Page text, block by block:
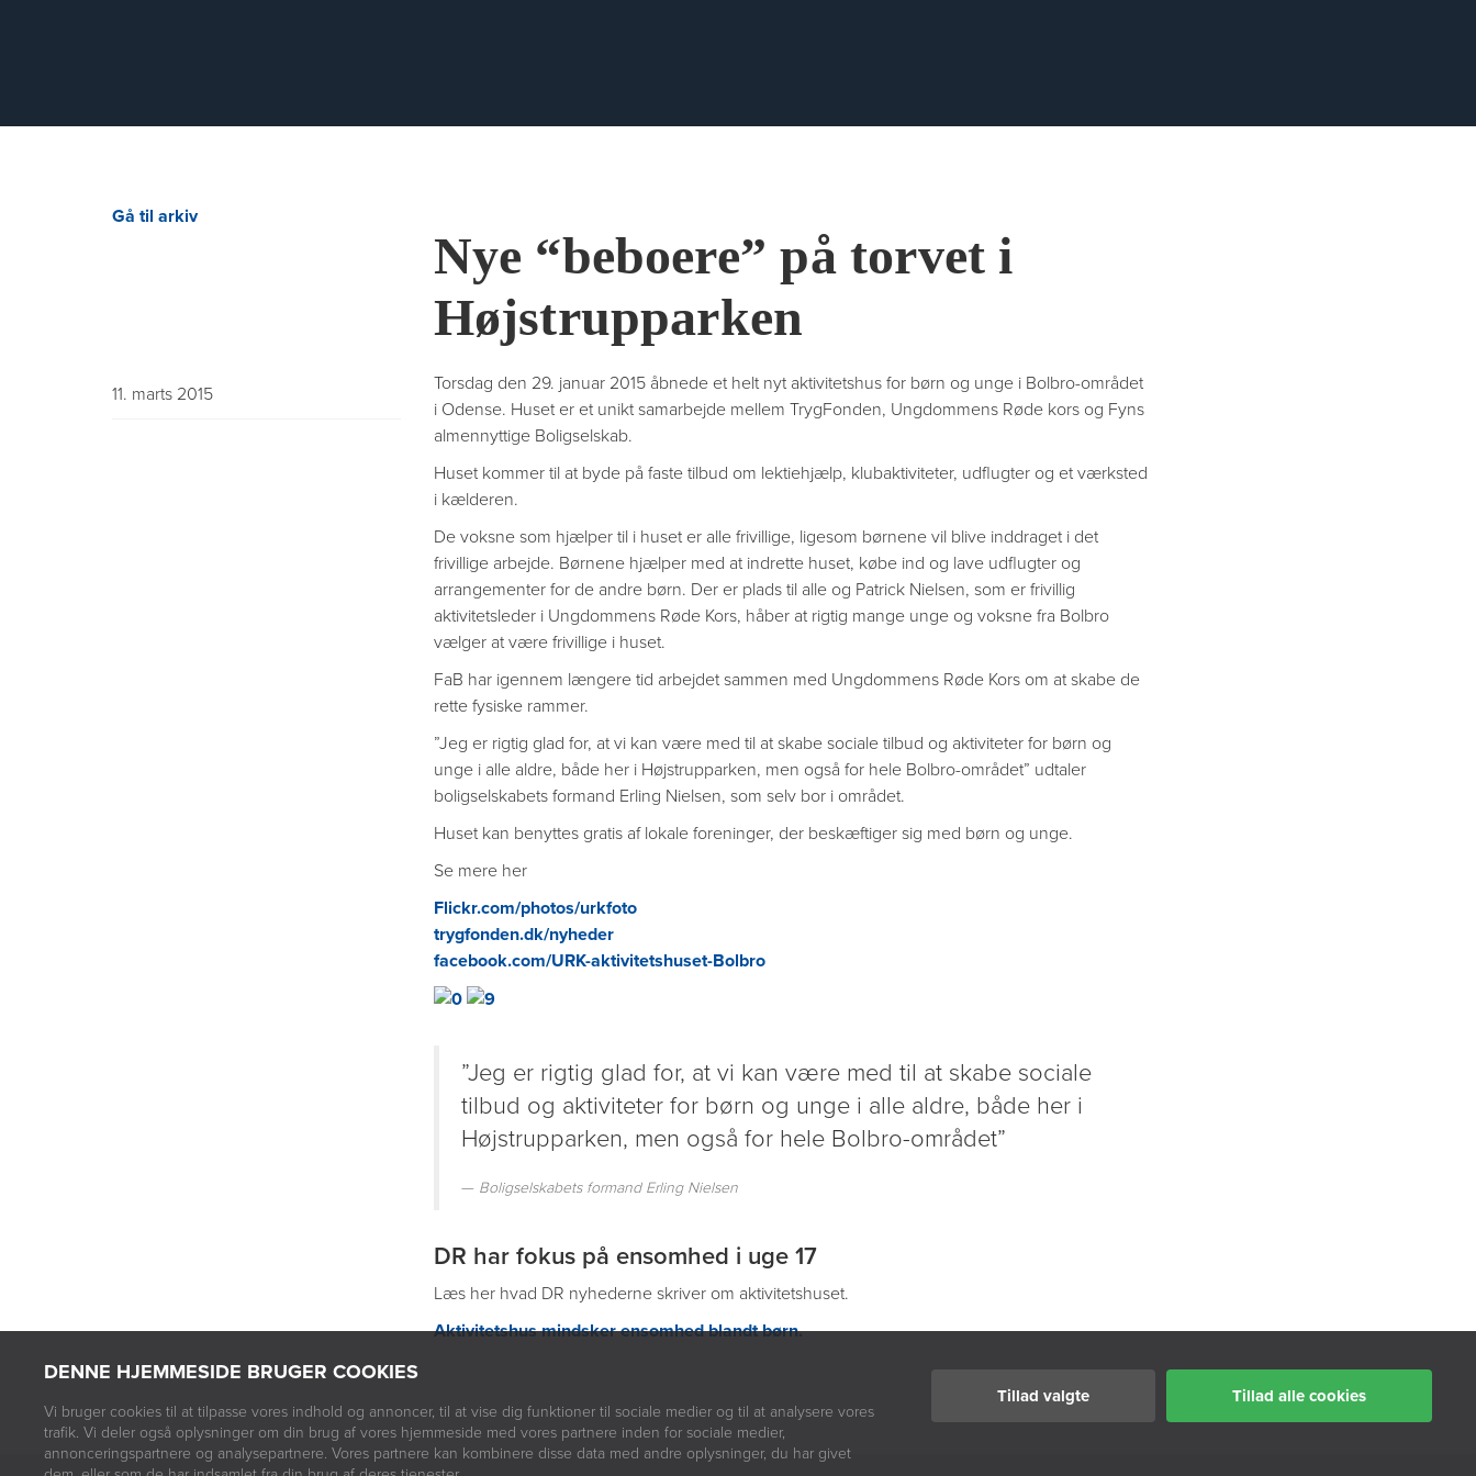
DENNE HJEMMESIDE BRUGER COOKIES
Vi bruger cookies til at tilpasse vores indhold og annoncer, til at vise dig funktioner til sociale medier og til at analysere vores
trafik. Vi deler også oplysninger om din brug af vores hjemmeside med vores partnere inden for sociale medier,
annonceringspartnere og analysepartnere. Vores partnere kan kombinere disse data med andre oplysninger, du har givet
Tillad valgte Tillad alle cookies
Gå til arkiv
Nye “beboere” på torvet i
Højstrupparken
Torsdag den 29. januar 2015 åbnede et helt nyt aktivitetshus for børn og unge i Bolbro-området
i Odense. Huset er et unikt samarbejde mellem TrygFonden, Ungdommens Røde kors og Fyns
almennyttige Boligselskab.
Huset kommer til at byde på faste tilbud om lektiehjælp, klubaktiviteter, udflugter og et værksted
i kælderen.
De voksne som hjælper til i huset er alle frivillige, ligesom børnene vil blive inddraget i det
frivillige arbejde. Børnene hjælper med at indrette huset, købe ind og lave udflugter og
arrangementer for de andre børn. Der er plads til alle og Patrick Nielsen, som er frivillig
aktivitetsleder i Ungdommens Røde Kors, håber at rigtig mange unge og voksne fra Bolbro
vælger at være frivillige i huset.
FaB har igennem længere tid arbejdet sammen med Ungdommens Røde Kors om at skabe de
rette fysiske rammer.
”Jeg er rigtig glad for, at vi kan være med til at skabe sociale tilbud og aktiviteter for børn og
unge i alle aldre, både her i Højstrupparken, men også for hele Bolbro-området” udtaler
boligselskabets formand Erling Nielsen, som selv bor i området.
Huset kan benyttes gratis af lokale foreninger, der beskæftiger sig med børn og unge.
Se mere her
Flickr.com/photos/urkfoto
trygfonden.dk/nyheder
facebook.com/URK-aktivitetshuset-Bolbro
”Jeg er rigtig glad for, at vi kan være med til at skabe sociale
tilbud og aktiviteter for børn og unge i alle aldre, både her i
Højstrupparken, men også for hele Bolbro-området”
Boligselskabets formand Erling Nielsen
DR har fokus på ensomhed i uge 17
Læs her hvad DR nyhederne skriver om aktivitetshuset.
Aktivitetshus mindsker ensomhed blandt børn.
11. marts 2015